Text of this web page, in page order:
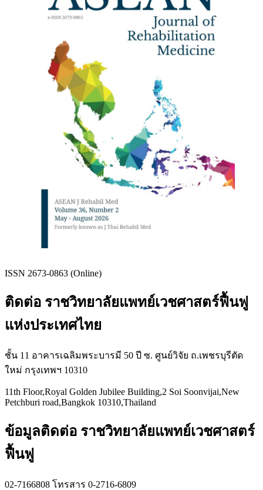
ISSN 2673-0863 (Online)
ติดต่อ ราชวิทยาลัยแพทย์เวชศาสตร์ฟื้นฟู
แห่งประเทศไทย
ชั้น 11 อาคารเฉลิมพระบารมี 50 ปี ซ. ศูนย์วิจัย ถ.เพชรบุรีตัด
ใหม่ กรุงเทพฯ 10310
11th Floor,Royal Golden Jubilee Building,2 Soi Soonvijai,New
Petchburi road,Bangkok 10310,Thailand
ข้อมูลติดต่อ ราชวิทยาลัยแพทย์เวชศาสตร์
ฟื้นฟู
02-7166808 โทรสาร 0-2716-6809